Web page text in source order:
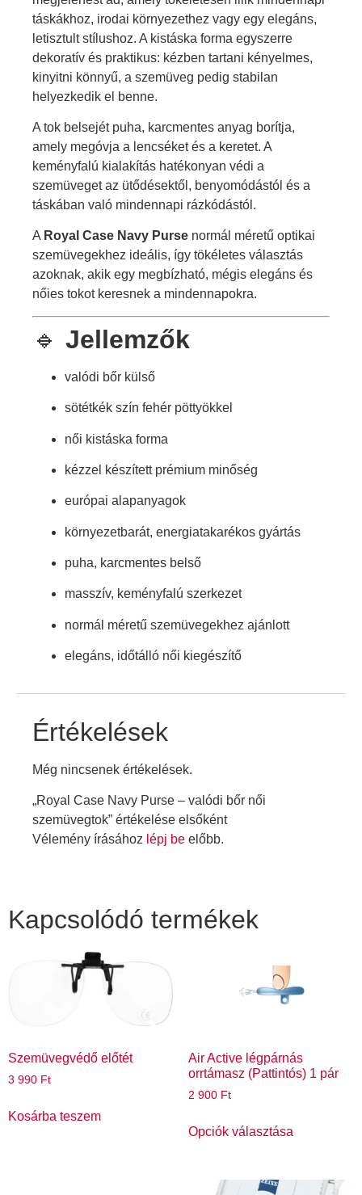
táskákhoz, irodai környezethez vagy egy elegáns,
letisztult stílushoz. A kistáska forma egyszerre
dekoratív és praktikus: kézben tartani kényelmes,
kinyitni könnyű, a szemüveg pedig stabilan
helyezkedik el benne.
A tok belsejét puha, karcmentes anyag borítja,
amely megóvja a lencséket és a keretet. A
keményfalú kialakítás hatékonyan védi a
szemüveget az ütődésektől, benyomódástól és a
táskában való mindennapi rázkódástól.
A Royal Case Navy Purse normál méretű optikai
szemüvegekhez ideális, így tökéletes választás
azoknak, akik egy megbízható, mégis elegáns és
nőies tokot keresnek a mindennapokra.
🔹 Jellemzők
valódi bőr külső
sötétkék szín fehér pöttyökkel
női kistáska forma
kézzel készített prémium minőség
európai alapanyagok
környezetbarát, energiatakarékos gyártás
puha, karcmentes belső
masszív, keményfalú szerkezet
normál méretű szemüvegekhez ajánlott
elegáns, időtálló női kiegészítő
Értékelések
Még nincsenek értékelések.
„Royal Case Navy Purse – valódi bőr női
szemüvegtok” értékelése elsőként
Vélemény írásához lépj be előbb.
Kapcsolódó termékek
Szemüvegvédő előtét
3 990 Ft
Kosárba teszem
Air Active légpárnás
orrtámasz (Pattintós) 1 pár
2 900 Ft
Opciók választása